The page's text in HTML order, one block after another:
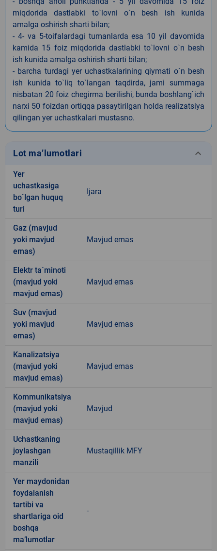
miqdorida dastlabki to`lovni o`n besh ish kunida
amalga oshirish sharti bilan;
- 4- va 5-toifalardagi tumanlarda esa 10 yil davomida
kamida 15 foiz miqdorida dastlabki to`lovni o`n besh
ish kunida amalga oshirish sharti bilan;
- barcha turdagi yer uchastkalarining qiymati o`n besh
ish kunida to`liq to`langan taqdirda, jami summaga
nisbatan 20 foiz chegirma berilishi, bunda boshlang`ich
narxi 50 foizdan ortiqqa pasaytirilgan holda realizatsiya
qilingan yer uchastkalari mustasno.
Lot ma’lumotlari keyboard_arrow_down
Yer
uchastkasiga
bo`lgan huquq
turi
Ijara
Gaz (mavjud
yoki mavjud
emas)
Mavjud emas
Elektr ta`minoti
(mavjud yoki
mavjud emas)
Mavjud emas
Suv (mavjud
yoki mavjud
emas)
Mavjud emas
Kanalizatsiya
(mavjud yoki
mavjud emas)
Mavjud emas
Kommunikatsiya
(mavjud yoki
mavjud emas)
Mavjud
Uchastkaning
joylashgan
manzili
Mustaqillik MFY
Yer maydonidan
foydalanish
tartibi va
shartlariga oid
boshqa
ma’lumotlar
-